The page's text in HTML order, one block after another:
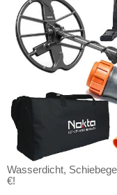
Wasserdicht,
€!